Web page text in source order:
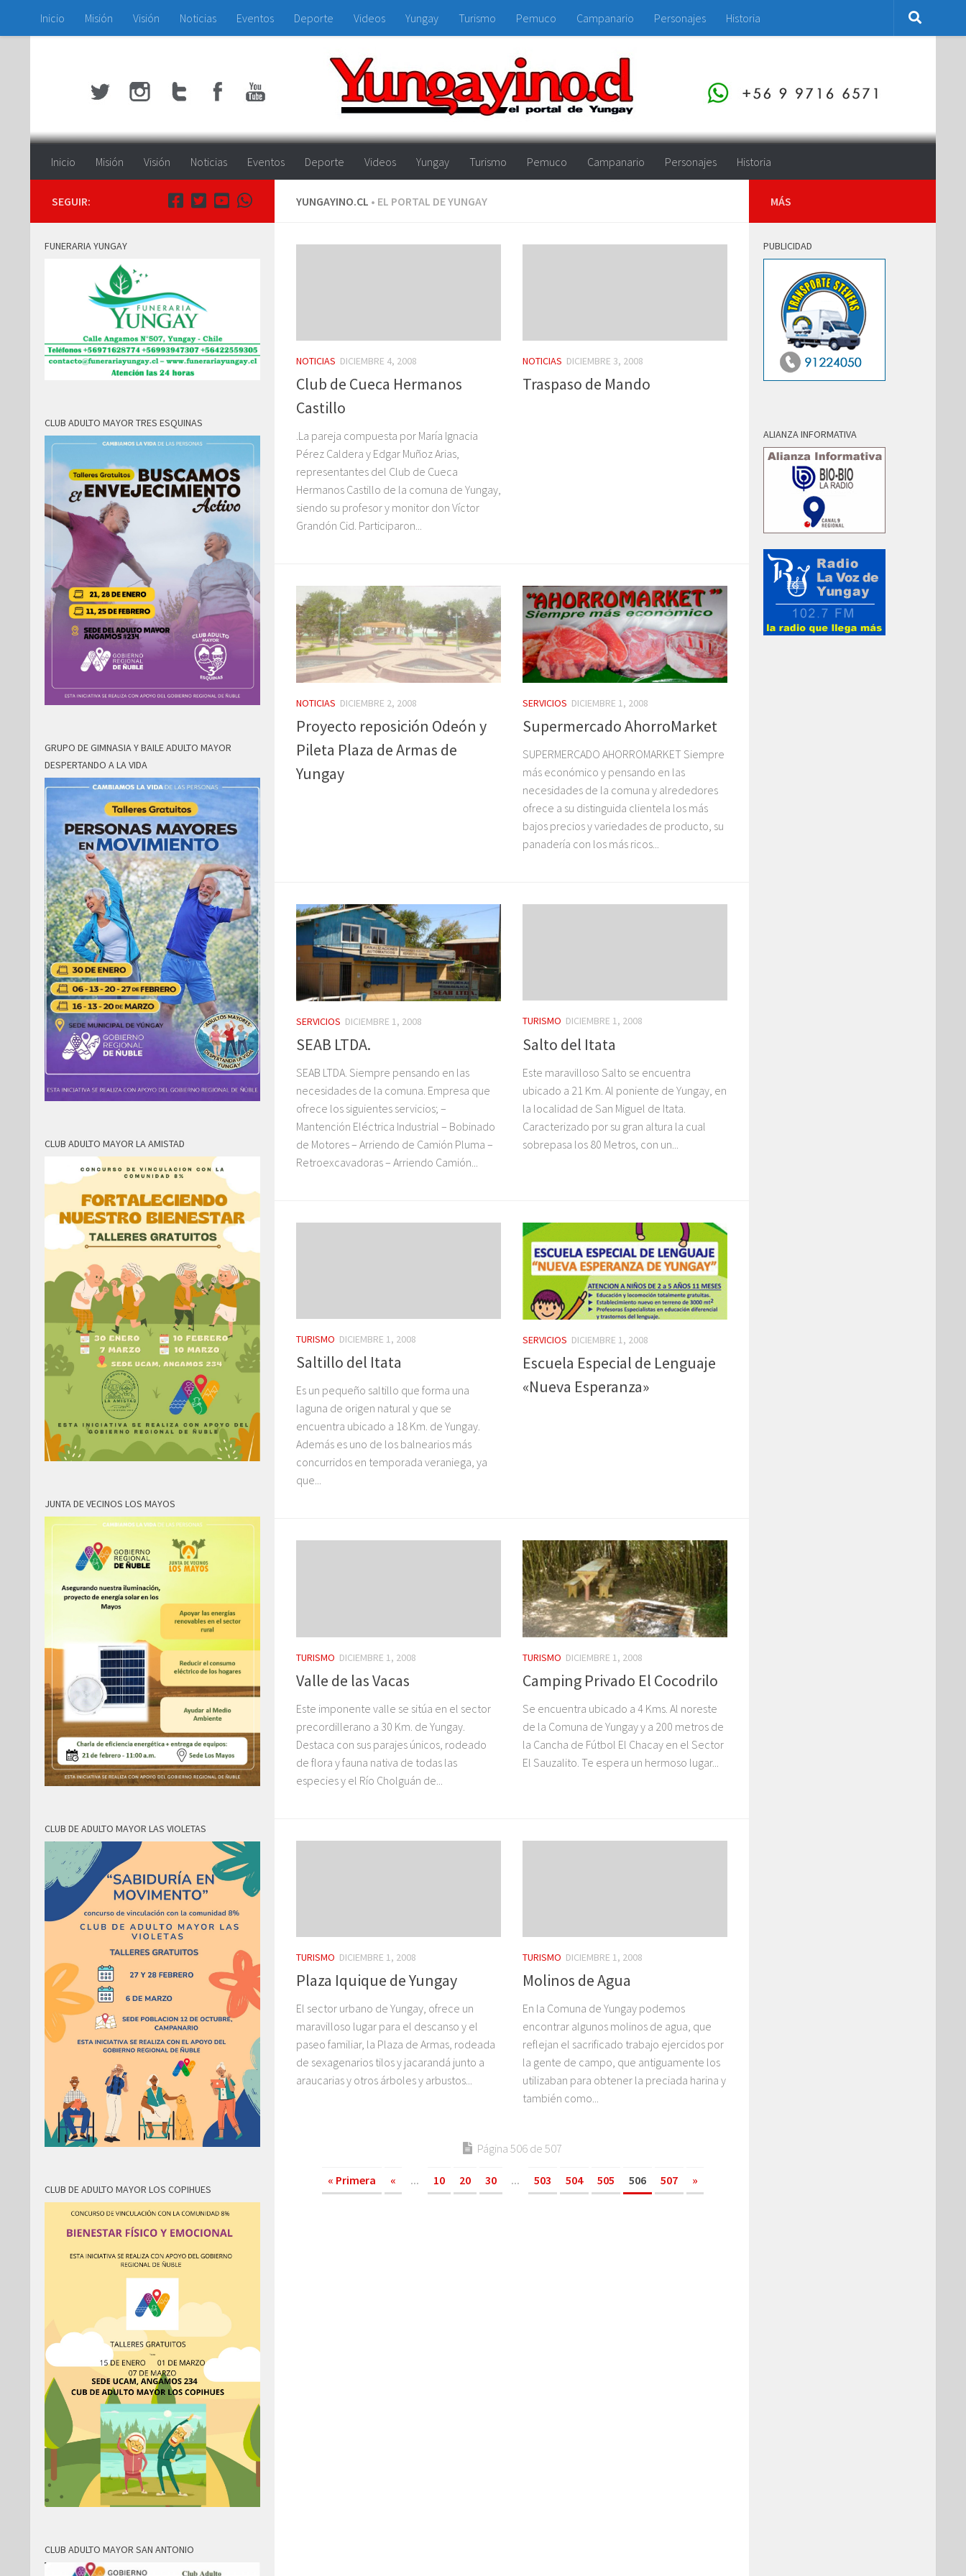
Saltar al contenido
Inicio Misión Visión Noticias Eventos Deporte Videos Yungay Turismo Pemuco Campanario Personajes Historia
Inicio Misión Visión Noticias Eventos Deporte Videos Yungay Turismo Pemuco Campanario Personajes Historia
YUNGAYINO.CL • EL PORTAL DE YUNGAY
NOTICIAS DICIEMBRE 4, 2008
Club de Cueca Hermanos
Castillo
.La pareja compuesta por María Ignacia
Pérez Caldera y Edgar Muñoz Arias,
representantes del Club de Cueca
Hermanos Castillo de la comuna de Yungay,
siendo su profesor y monitor don Víctor
Grandón Cid. Participaron...
NOTICIAS DICIEMBRE 3, 2008
Traspaso de Mando
NOTICIAS DICIEMBRE 2, 2008
Proyecto reposición Odeón y
Pileta Plaza de Armas de
Yungay
SERVICIOS DICIEMBRE 1, 2008
Supermercado AhorroMarket
SUPERMERCADO AHORROMARKET Siempre
más económico y pensando en las
necesidades de la comuna y alrededores
ofrece a su distinguida clientela los más
bajos precios y variedades de producto, su
panadería con los más ricos...
SERVICIOS DICIEMBRE 1, 2008
SEAB LTDA.
SEAB LTDA. Siempre pensando en las
necesidades de la comuna. Empresa que
ofrece los siguientes servicios; –
Mantención Eléctrica Industrial – Bobinado
de Motores – Arriendo de Camión Pluma –
Retroexcavadoras – Arriendo Camión...
TURISMO DICIEMBRE 1, 2008
Salto del Itata
Este maravilloso Salto se encuentra
ubicado a 21 Km. Al poniente de Yungay, en
la localidad de San Miguel de Itata.
Caracterizado por su gran altura la cual
sobrepasa los 80 Metros, con un...
TURISMO DICIEMBRE 1, 2008
Saltillo del Itata
Es un pequeño saltillo que forma una
laguna de origen natural y que se
encuentra ubicado a 18 Km. de Yungay.
Además es uno de los balnearios más
concurridos en temporada veraniega, ya
que...
SERVICIOS DICIEMBRE 1, 2008
Escuela Especial de Lenguaje
«Nueva Esperanza»
TURISMO DICIEMBRE 1, 2008
Valle de las Vacas
Este imponente valle se sitúa en el sector
precordillerano a 30 Km. de Yungay.
Destaca con sus parajes únicos, rodeado
de flora y fauna nativa de todas las
especies y el Río Cholguán de...
TURISMO DICIEMBRE 1, 2008
Camping Privado El Cocodrilo
Se encuentra ubicado a 4 Kms. Al noreste
de la Comuna de Yungay y a 200 metros de
la Cancha de Fútbol El Chacay en el Sector
El Sauzalito. Te espera un hermoso lugar...
TURISMO DICIEMBRE 1, 2008
Plaza Iquique de Yungay
El sector urbano de Yungay, ofrece un
maravilloso lugar para el descanso y el
paseo familiar, la Plaza de Armas, rodeada
de sexagenarios tilos y jacarandá junto a
araucarias y otros árboles y arbustos...
TURISMO DICIEMBRE 1, 2008
Molinos de Agua
En la Comuna de Yungay podemos
encontrar algunos molinos de agua, que
reflejan el sacrificado trabajo ejercidos por
la gente de campo, que antiguamente los
utilizaban para obtener la preciada harina y
también como...
Página 506 de 507
« Primera « ... 10 20 30 ... 503 504 505 506 507 »
SEGUIR:
FUNERARIA YUNGAY
CLUB ADULTO MAYOR TRES ESQUINAS
GRUPO DE GIMNASIA Y BAILE ADULTO MAYOR
DESPERTANDO A LA VIDA
CLUB ADULTO MAYOR LA AMISTAD
JUNTA DE VECINOS LOS MAYOS
CLUB DE ADULTO MAYOR LAS VIOLETAS
CLUB DE ADULTO MAYOR LOS COPIHUES
CLUB ADULTO MAYOR SAN ANTONIO
MÁS
PUBLICIDAD
ALIANZA INFORMATIVA